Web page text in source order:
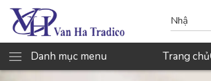
Danh mục menu Trang chủ